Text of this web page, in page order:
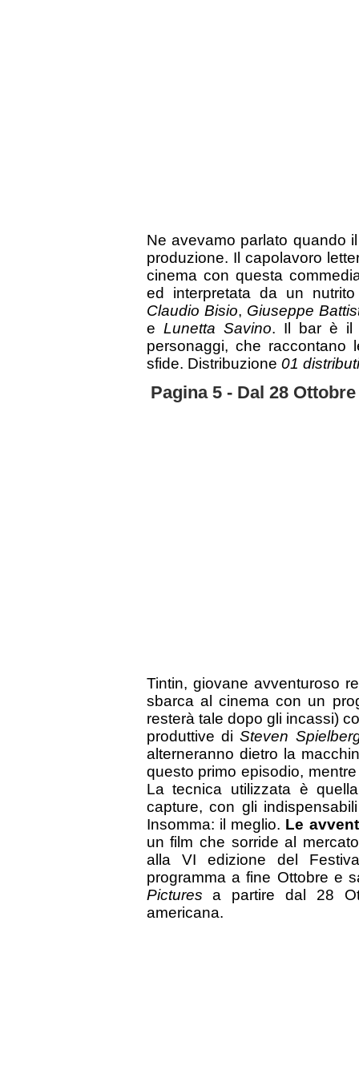
Ne avevamo parlato quando
produzione. Il capolavoro
cinema con questa
ed interpretata da un
Claudio Bisio, Giuseppe
e Lunetta Savino. Il bar è il
personaggi, che
sfide. Distribuzione 01
Pagina 5 - Dal 28 Ottobre
Tintin, giovane avventuroso
sbarca al cinema con un
resterà tale dopo gli incassi)
produttive diSteven
alterneranno dietro la
questo primo episodio,
La tecnica utilizzata è
capture, con gli
Insomma: il meglio. Le
un film che sorride al
alla VI edizione del
programma a fine Ottobre e
Picturesa partire dal 28
americana.